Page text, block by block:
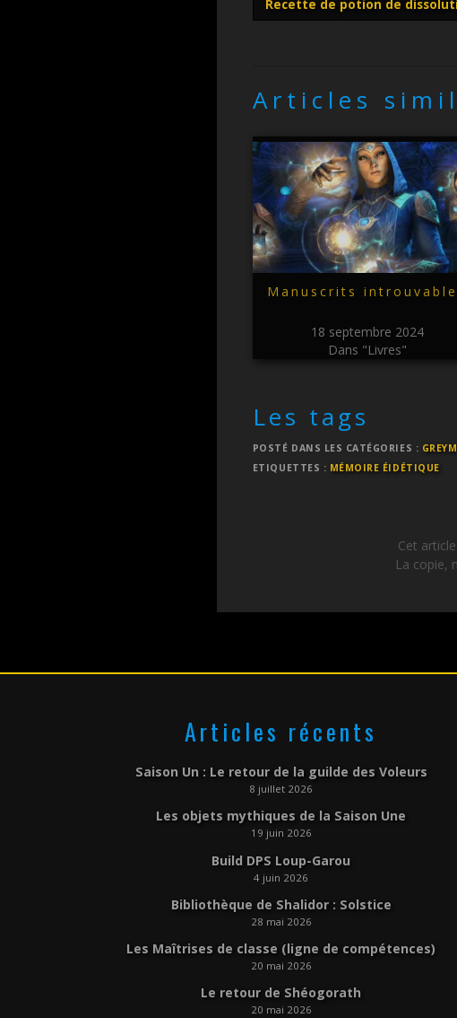
Recette de potion de
Articles
Manuscrits
18 septembre 2024
Dans "Livres"
Les tags
POSTÉ DANS LES CATÉGORIES :
ETIQUETTES : MÉMOIRE ÉIDÉTIQUE
Cet
La copie,
Articles récents
Saison Un : Le retour de la guilde des Voleurs
8 juillet 2026
Les objets mythiques de la Saison Une
19 juin 2026
Build DPS Loup-Garou
4 juin 2026
Bibliothèque de Shalidor : Solstice
28 mai 2026
Les Maîtrises de classe (ligne de compétences)
20 mai 2026
Le retour de Shéogorath
20 mai 2026